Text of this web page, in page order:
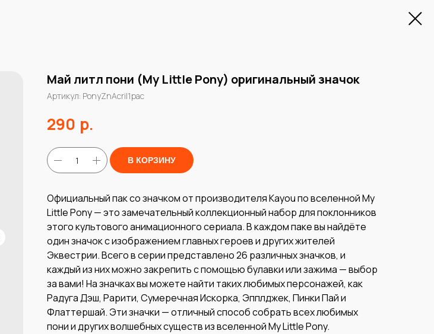
Май литл пони (My Little Pony) оригинальный значок
Артикул: PonyZnAcril1pac
290 р.
В КОРЗИНУ
Официальный пак со значком от производителя Kayou по вселенной My
Little Pony — это замечательный коллекционный набор для поклонников
этого культового анимационного сериала. В каждом паке вы найдёте
один значок с изображением главных героев и других жителей
Эквестрии. Всего в серии представлено 26 различных значков, и
каждый из них можно закрепить с помощью булавки или зажима — выбор
за вами! На значках вы можете найти таких любимых персонажей, как
Радуга Дэш, Рарити, Сумеречная Искорка, Эпплджек, Пинки Пай и
Флаттершай. Эти значки — отличный способ собрать всех любимых
пони и других волшебных существ из вселенной My Little Pony.